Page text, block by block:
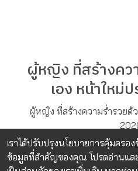
ผู้หญิง ที่สร้างคว
เอง หน้าใหม่
ผู้หญิง ที่สร้างความร่ำรวยด้
27 ธ.ค.
เราได้ปรับปรุงนโยบายการคุ้มครอ
ข้อมูลที่สำคัญของคุณ โปรดอ่านและ